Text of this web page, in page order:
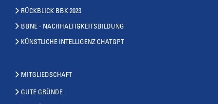
RÜCKBLICK BBK 2023
BBNE - NACHHALTIGKEITSBILDUNG
KÜNSTLICHE INTELLIGENZ CHATGPT
MITGLIEDSCHAFT
GUTE GRÜNDE